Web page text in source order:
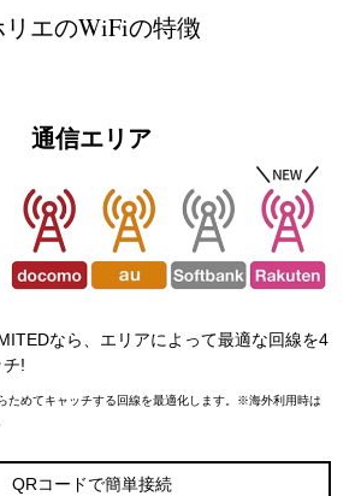
リエのWiFiの特徴
通信エリア
なら、エリアによって最適な回線を4
!
ためてキャッチする回線を最適化します。※海外利用時は
QRコードで簡単接続